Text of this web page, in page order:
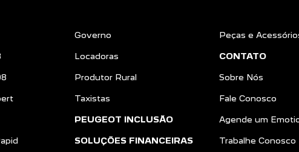
Governo
Locadoras
Produtor Rural
Taxistas
Peças e Acessórios
CONTATO
Sobre Nós
Fale Conosco